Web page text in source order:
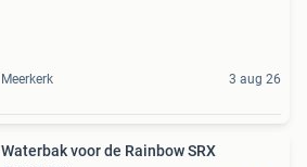
Meerkerk 3 aug 26
Waterbak voor de Rainbow SRX